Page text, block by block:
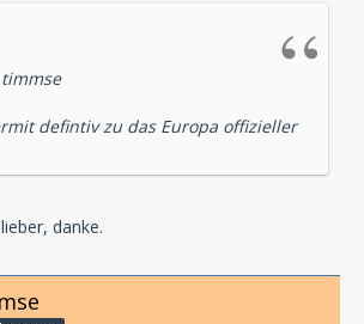
defintiv zu das Europa offizieller
danke.